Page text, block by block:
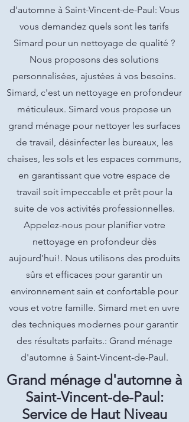
d'automne à Saint-Vincent-de-Paul: Vous
vous demandez quels sont les tarifs
Simard pour un nettoyage de qualité ?
Nous proposons des solutions
personnalisées, ajustées à vos besoins.
Simard, c'est un nettoyage en profondeur
méticuleux. Simard vous propose un
grand ménage pour nettoyer les surfaces
de travail, désinfecter les bureaux, les
chaises, les sols et les espaces communs,
en garantissant que votre espace de
travail soit impeccable et prêt pour la
suite de vos activités professionnelles.
Appelez-nous pour planifier votre
nettoyage en profondeur dès
aujourd'hui!. Nous utilisons des produits
sûrs et efficaces pour garantir un
environnement sain et confortable pour
vous et votre famille. Simard met en uvre
des techniques modernes pour garantir
des résultats parfaits.: Grand ménage
d'automne à Saint-Vincent-de-Paul.
Grand ménage d'automne à
Saint-Vincent-de-Paul:
Service de Haut Niveau